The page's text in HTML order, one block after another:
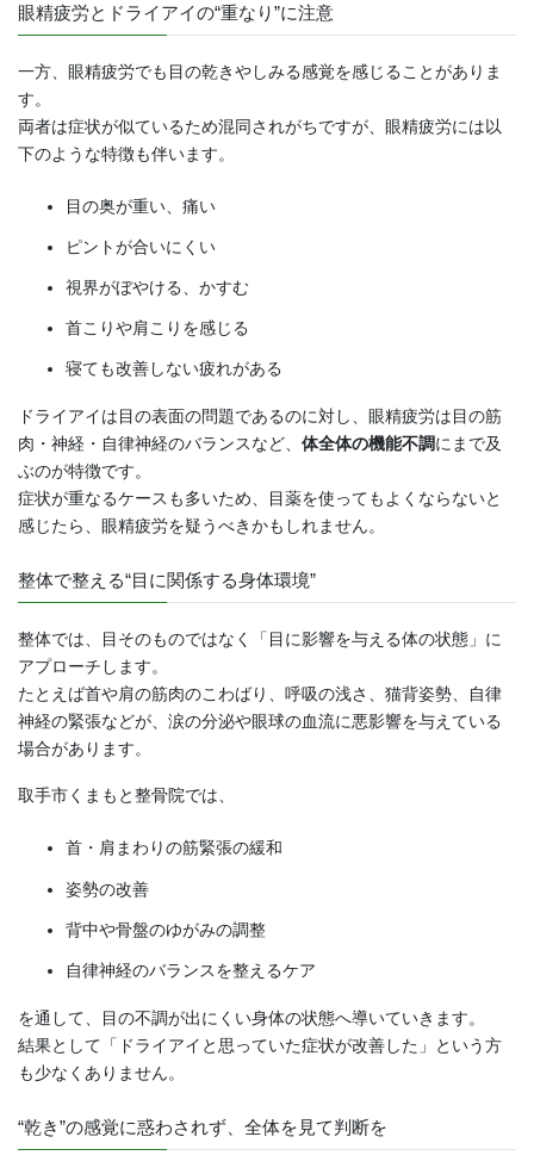
眼精疲労とドライアイの“重なり”に注意
一方、眼精疲労でも目の乾きやしみる感覚を感じることがありま
す。
両者は症状が似ているため混同されがちですが、眼精疲労には以
下のような特徴も伴います。
目の奥が重い、痛い
ピントが合いにくい
視界がぼやける、かすむ
首こりや肩こりを感じる
寝ても改善しない疲れがある
ドライアイは目の表面の問題であるのに対し、眼精疲労は目の筋
肉・神経・自律神経のバランスなど、 体全体の機能不調にまで及
ぶのが特徴です。
症状が重なるケースも多いため、目薬を使ってもよくならないと
感じたら、眼精疲労を疑うべきかもしれません。
整体で整える“目に関係する身体環境”
整体では、目そのものではなく「目に影響を与える体の状態」に
アプローチします。
たとえば首や肩の筋肉のこわばり、呼吸の浅さ、猫背姿勢、自律
神経の緊張などが、涙の分泌や眼球の血流に悪影響を与えている
場合があります。
取手市くまもと整骨院では、
首・肩まわりの筋緊張の緩和
姿勢の改善
背中や骨盤のゆがみの調整
自律神経のバランスを整えるケア
を通して、目の不調が出にくい身体の状態へ導いていきます。
結果として「ドライアイと思っていた症状が改善した」という方
も少なくありません。
“乾き”の感覚に惑わされず、全体を見て判断を